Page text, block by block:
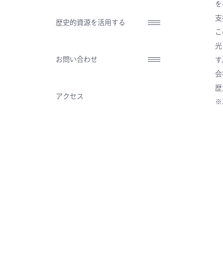
歴史的資源を活用する
お問い合わせ
アクセス
会